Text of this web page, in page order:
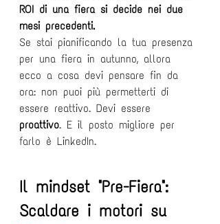
ROI di una fiera si decide nei due
mesi precedenti.
Se stai pianificando la tua presenza
per una fiera in autunno, allora
ecco a cosa devi pensare fin da
ora: non puoi più permetterti di
essere reattivo. Devi essere
proattivo. E il posto migliore per
farlo è LinkedIn.
Il mindset "Pre-Fiera":
Scaldare i motori su